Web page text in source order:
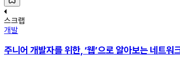
스크랩
개발
주니어 개발자를 위한, ‘웹’으로 알아보는 네트워